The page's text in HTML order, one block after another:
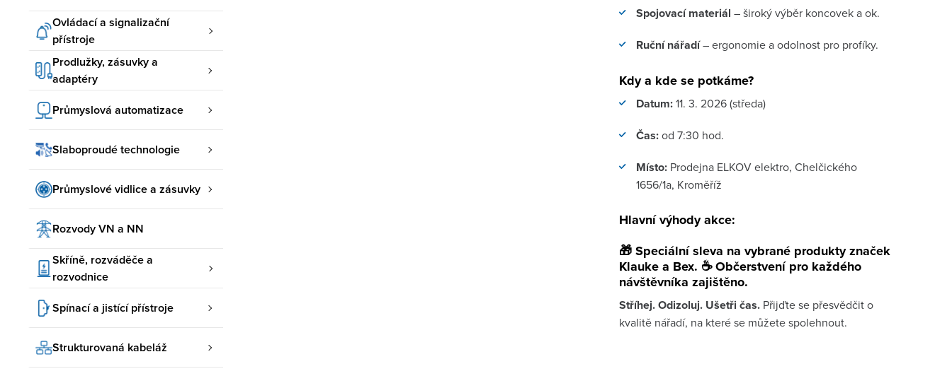
Ovládací a signalizační
přístroje
Prodlužky, zásuvky a
adaptéry
Průmyslová automatizace
Slaboproudé technologie
Průmyslové vidlice a zásuvky
Rozvody VN a NN
Skříně, rozváděče a
rozvodnice
Spínací a jistící přístroje
Strukturovaná kabeláž
Spojovací materiál – široký výběr koncovek a ok.
Ruční nářadí– ergonomie a odolnost pro profíky.
Kdy a kde se potkáme?
Datum:11. 3. 2026 (středa)
Čas:od 7:30 hod.
Místo:Prodejna ELKOV elektro, Chelčického
1656/1a, Kroměříž
Hlavní výhody akce:
🎁Speciální sleva na vybrané produkty značek
Klauke a Bex. ☕Občerstvenípro každého
návštěvníka zajištěno.
Stříhej. Odizoluj. Ušetři čas.Přijďte se přesvědčit o
kvalitě nářadí, na které se můžete spolehnout.